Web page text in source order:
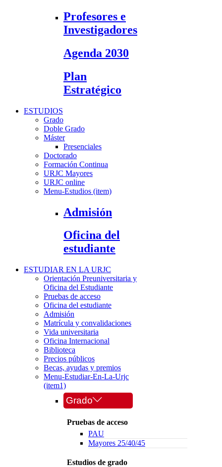
Profesores e
Investigadores
Agenda 2030
Plan
Estratégico
ESTUDIOS
Grado
Doble Grado
Máster
Presenciales
Doctorado
Formación Continua
URJC Mayores
URJC online
Menu-Estudios (item)
Admisión
Oficina del
estudiante
ESTUDIAR EN LA URJC
Orientación Preuniversitaria y
Oficina del Estudiante
Pruebas de acceso
Oficina del estudiante
Admisión
Matrícula y convalidaciones
Vida universitaria
Oficina Internacional
Biblioteca
Precios públicos
Becas, ayudas y premios
Menu-Estudiar-En-La-Urjc
(item1)
Grado
Pruebas de acceso
PAU
Mayores 25/40/45
Estudios de grado